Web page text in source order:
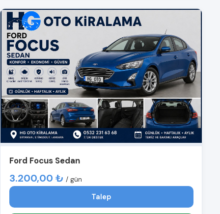
Ford Focus Sedan
3.200,00 ₺ / gün
Talep